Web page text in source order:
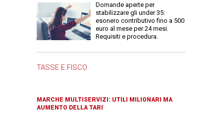
Domande aperte per
stabilizzare gli under 35:
esonero contributivo fino a 500
euro al mese per 24 mesi.
Requisiti e procedura.
TASSE E FISCO
MARCHE MULTISERVIZI: UTILI MILIONARI MA
AUMENTO DELLA TARI